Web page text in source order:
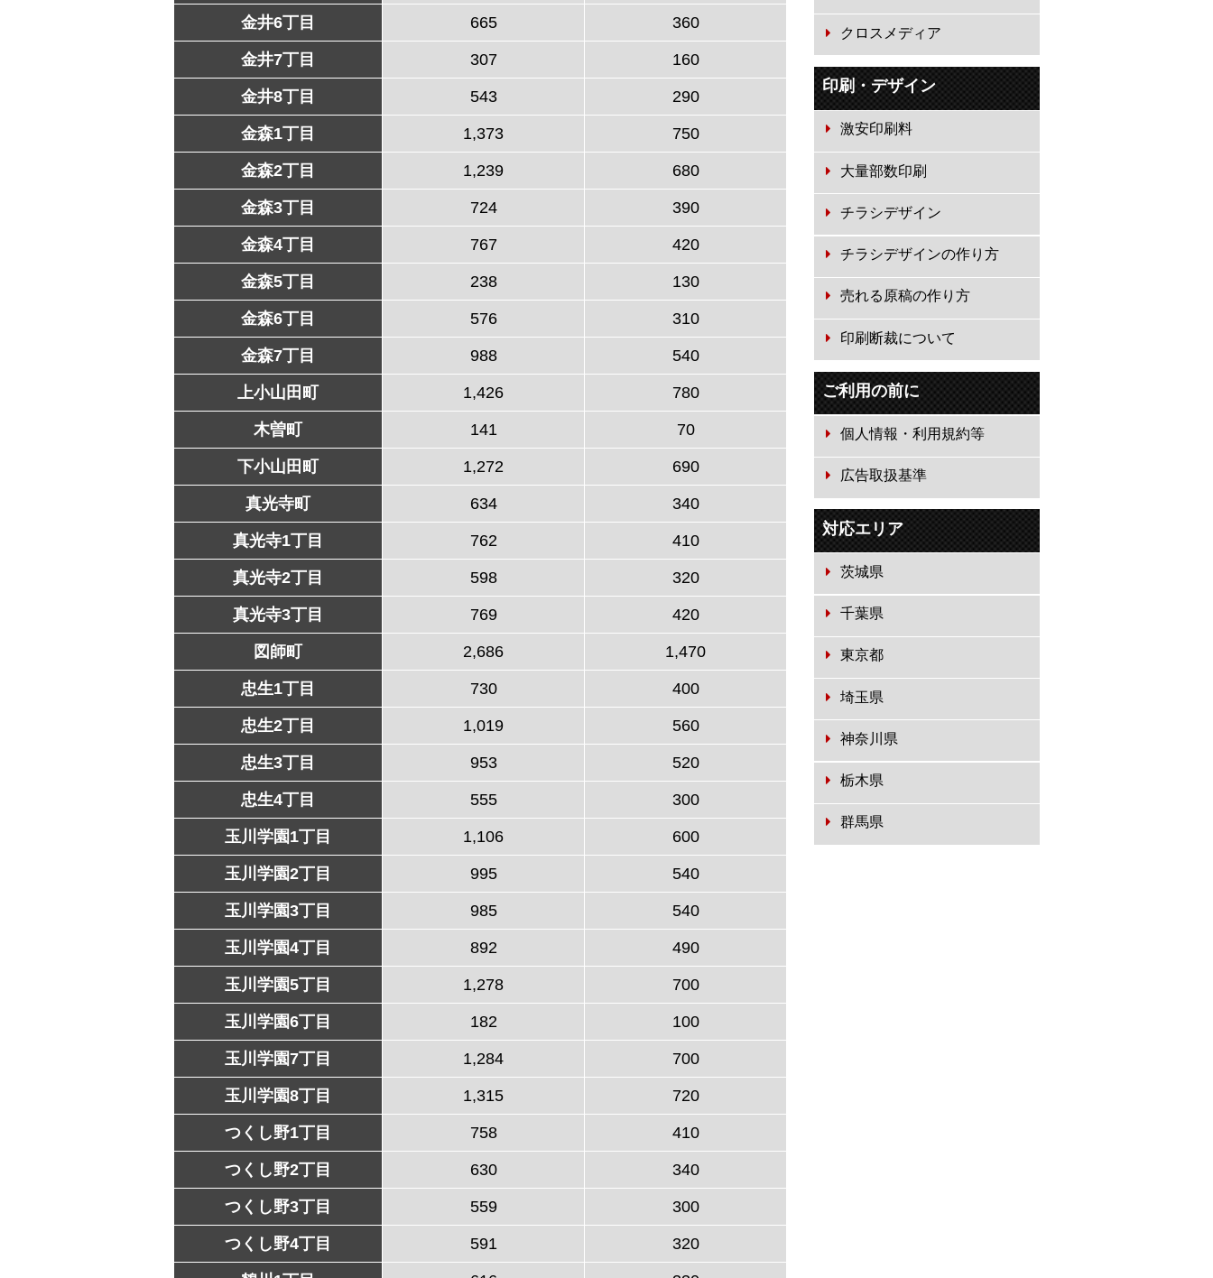
金井6丁目 665 360
金井7丁目 307 160
金井8丁目 543 290
金森1丁目 1,373 750
金森2丁目 1,239 680
金森3丁目 724 390
金森4丁目 767 420
金森5丁目 238 130
金森6丁目 576 310
金森7丁目 988 540
上小山田町 1,426 780
木曽町 141 70
下小山田町 1,272 690
真光寺町 634 340
真光寺1丁目 762 410
真光寺2丁目 598 320
真光寺3丁目 769 420
図師町 2,686 1,470
忠生1丁目 730 400
忠生2丁目 1,019 560
忠生3丁目 953 520
忠生4丁目 555 300
玉川学園1丁目 1,106 600
玉川学園2丁目 995 540
玉川学園3丁目 985 540
玉川学園4丁目 892 490
玉川学園5丁目 1,278 700
玉川学園6丁目 182 100
玉川学園7丁目 1,284 700
玉川学園8丁目 1,315 720
つくし野1丁目 758 410
つくし野2丁目 630 340
つくし野3丁目 559 300
つくし野4丁目 591 320
クロスメディア
印刷・デザイン
激安印刷料
大量部数印刷
チラシデザイン
チラシデザインの作り方
売れる原稿の作り方
印刷断裁について
ご利用の前に
個人情報・利用規約等
広告取扱基準
対応エリア
茨城県
千葉県
東京都
埼玉県
神奈川県
栃木県
群馬県